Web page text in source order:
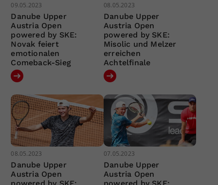
09.05.2023
Danube Upper
Austria Open
powered by SKE:
Novak feiert
emotionalen
Comeback-Sieg
08.05.2023
Danube Upper
Austria Open
powered by SKE:
Misolic und Melzer
erreichen
Achtelfinale
08.05.2023
Danube Upper
Austria Open
07.05.2023
Danube Upper
Austria Open